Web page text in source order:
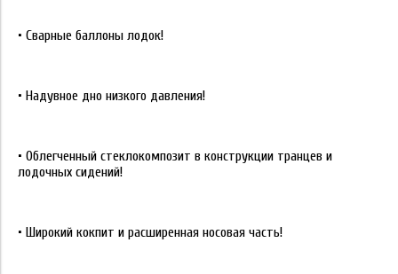
• Сварные баллоны лодок!
• Надувное дно низкого давления!
• Облегченный стеклокомпозит в конструкции транцев и
лодочных сидений!
• Широкий кокпит и расширенная носовая часть!